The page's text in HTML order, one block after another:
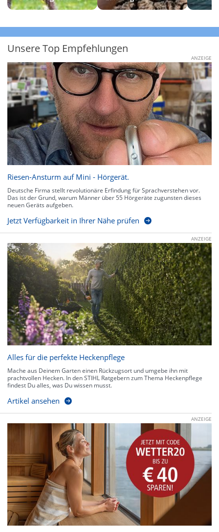
Unsere Top Empfehlungen
ANZEIGE
Riesen-Ansturm auf Mini - Hörgerät.
Deutsche Firma stellt revolutionäre Erfindung für Sprachverstehen vor.
Das ist der Grund, warum Männer über 55 Hörgeräte zugunsten dieses
neuen Geräts aufgeben.
Jetzt Verfügbarkeit in Ihrer Nähe prüfen
ANZEIGE
Alles für die perfekte Heckenpflege
Mache aus Deinem Garten einen Rückzugsort und umgebe ihn mit
prachtvollen Hecken. In den STIHL Ratgebern zum Thema Heckenpflege
findest Du alles, was Du wissen musst.
Artikel ansehen
ANZEIGE